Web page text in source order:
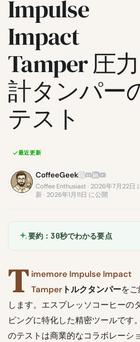
Impulse
Impact
Tamper 圧力
計タンパー
テスト
最近更新
CoffeeGeek
Coffee Enthusiast · 2026年7月22日
新 · 2026年1月11日 に公開
要約：30秒でわかる要点
T imemore Impulse Impact
Tamper トルクタンパーを
します。エスプレッソコーヒーの
ピングに特化した精密ツールです
のテストは商業的なコラボレーシ